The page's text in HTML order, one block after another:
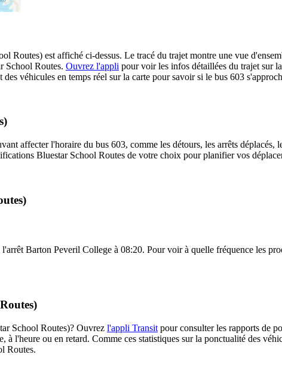
est affiché ci-dessus. Le tracé du trajet montre une vue
School Routes. Ouvrez l'appli pour voir les infos détaillées du trajet sur
véhicules en temps réel sur la carte pour savoir si le bus 603
affecter l'horaire du bus 603, comme les détours, les arrêts déplacés,
Bluestar School Routes de votre choix pour planifier vos
Barton Peveril College à 08:20. Pour voir à quelle fréquence les
School Routes)? Ouvrez l'appli Transit pour consulter les rapports de
l'heure ou en retard. Comme ces statistiques sur la ponctualité des
Routes.